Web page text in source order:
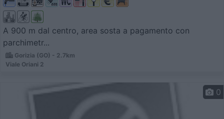
A 900 m dal centro, area sosta a pagamento con
parchimetr...
Gorizia (GO) - 2.7km
Viale Oriani 2
0